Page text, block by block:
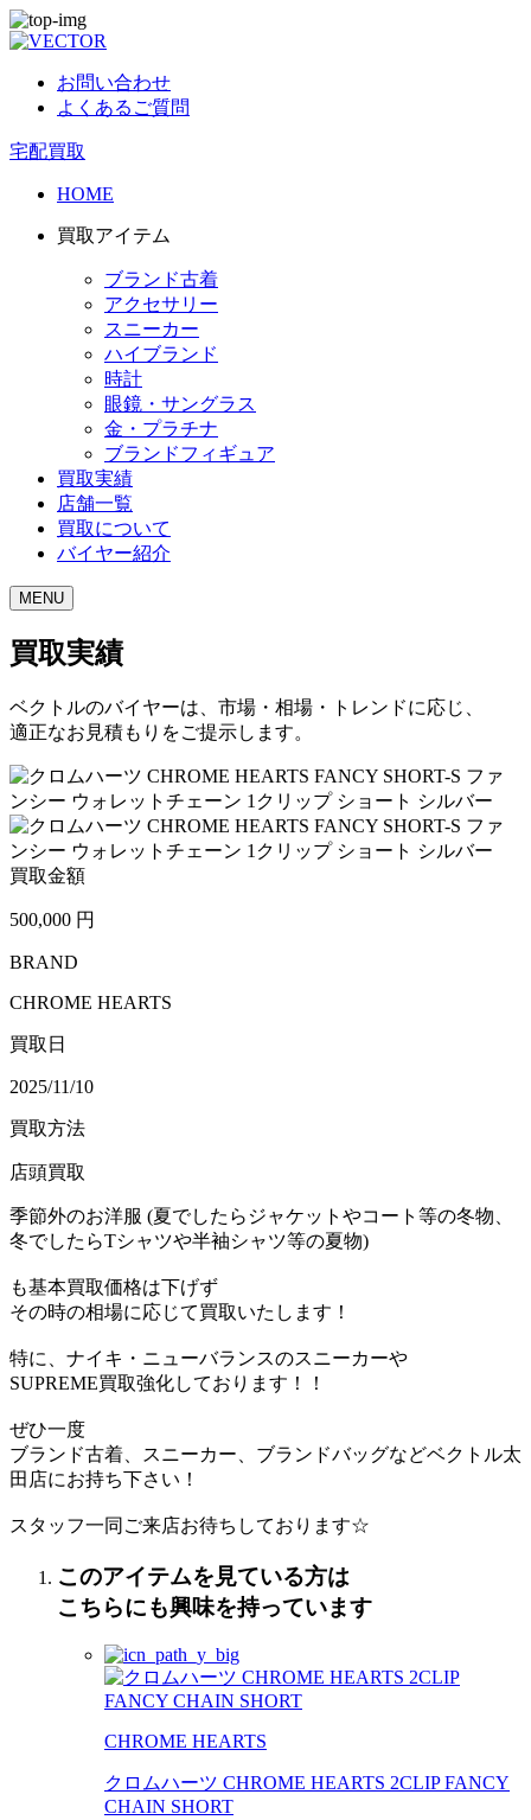
お問い合わせ
よくあるご質問
宅配買取
HOME
買取アイテム
ブランド古着
アクセサリー
スニーカー
ハイブランド
時計
眼鏡・サングラス
金・プラチナ
ブランドフィギュア
買取実績
店舗一覧
買取について
バイヤー紹介
MENU
買取実績
ベクトルのバイヤーは、市場・相場・トレンドに応じ、
適正なお見積もりをご提示します。
買取金額
500,000 円
BRAND
CHROME HEARTS
買取日
2025/11/10
買取方法
店頭買取
季節外のお洋服 (夏でしたらジャケットやコート等の冬物、
冬でしたらTシャツや半袖シャツ等の夏物)
も基本買取価格は下げず
その時の相場に応じて買取いたします！
特に、ナイキ・ニューバランスのスニーカーや
SUPREME買取強化しております！！
ぜひ一度
ブランド古着、スニーカー、ブランドバッグなどベクトル太
田店にお持ち下さい！
スタッフ一同ご来店お待ちしております☆
このアイテムを見ている方は
こちらにも興味を持っています
CHROME HEARTS
クロムハーツ CHROME HEARTS 2CLIP FANCY
CHAIN SHORT